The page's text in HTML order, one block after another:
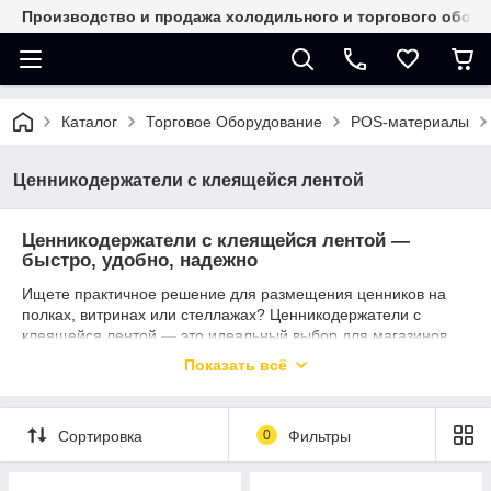
Производство и продажа холодильного и торгового
Каталог Торговое Оборудование POS-материалы
Ценникодержатели с клеящейся лентой
Ценникодержатели с клеящейся лентой —
быстро, удобно, надежно
Ищете практичное решение для размещения ценников на
полках, витринах или стеллажах? Ценникодержатели с
клеящейся лентой — это идеальный выбор для магазинов
любого формата, аптек, складов и торговых залов.
легко фиксируется на большинстве поверхностей без
Показать всё
Сортировка 0 Фильтры